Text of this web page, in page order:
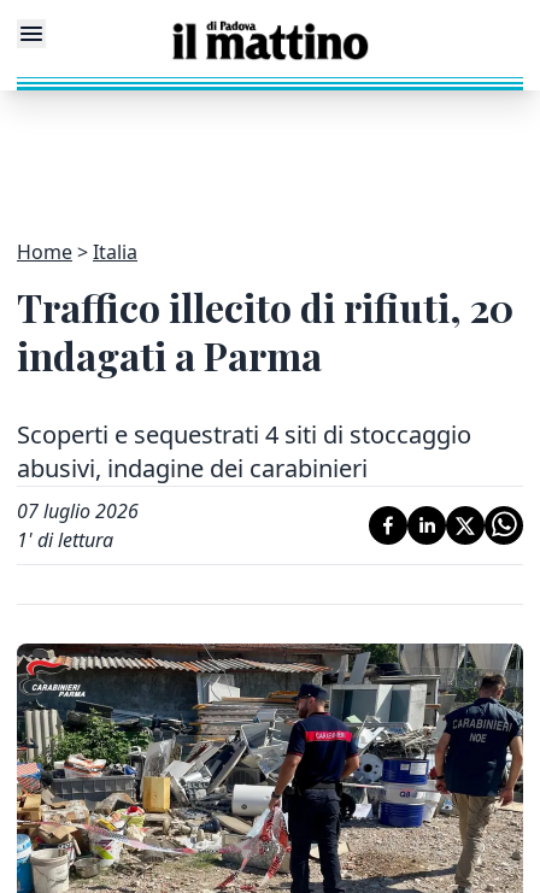
Home Italia
Traffico illecito di rifiuti, 20
indagati a Parma
Scoperti e sequestrati 4 siti di stoccaggio
abusivi, indagine dei carabinieri
07 luglio 2026
1' di lettura